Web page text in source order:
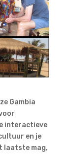
Gambia
interactieve
en je
laatste mag,